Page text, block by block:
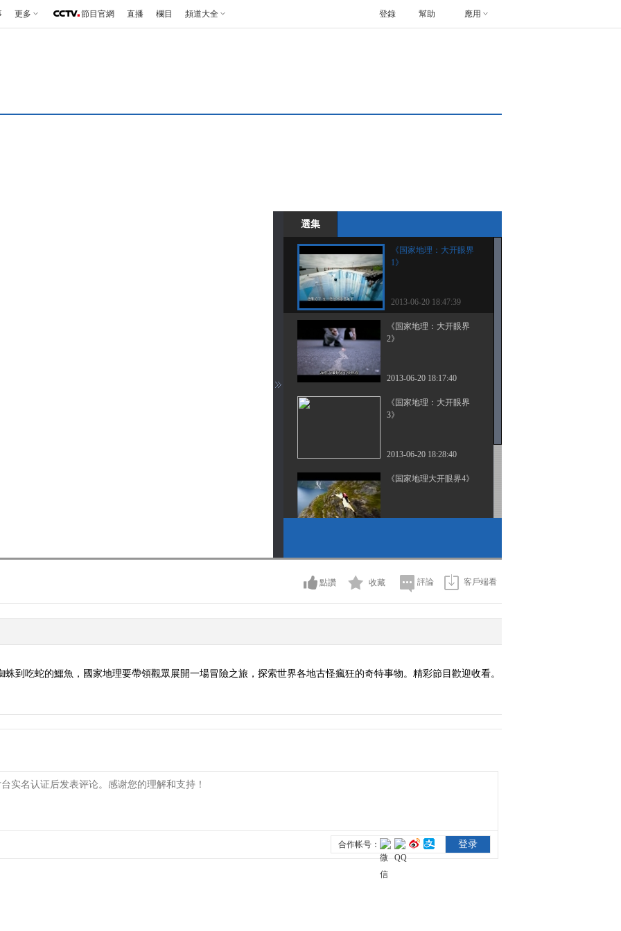
更多 節目官網 直播 欄目 頻道大全 幫助 應用
登錄
選集
《国家地理：大开眼界
1》
2013-06-20 18:47:39
《国家地理：大开眼界
2》
2013-06-20 18:17:40
《国家地理：大开眼界
3》
2013-06-20 18:28:40
《国家地理大开眼界4》
2013-06-18 16:23:46
點讚 收藏 評論 客戶端看
到吃蛇的鱷魚，國家地理要帶領觀眾展開一場冒險之旅，探索世界各地古怪瘋狂的奇特事物。精彩節目歡迎收看。